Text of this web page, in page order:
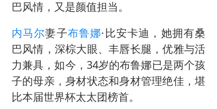
巴风情，又是颜值担当。
内马尔妻子布鲁娜·比安卡迪，她拥有桑
巴风情，深棕大眼、丰唇长腿，优雅与活
力兼具，如今，34岁的布鲁娜已是两个孩
子的母亲，身材状态和身材管理绝佳，堪
比本届世界杯太太团榜首。